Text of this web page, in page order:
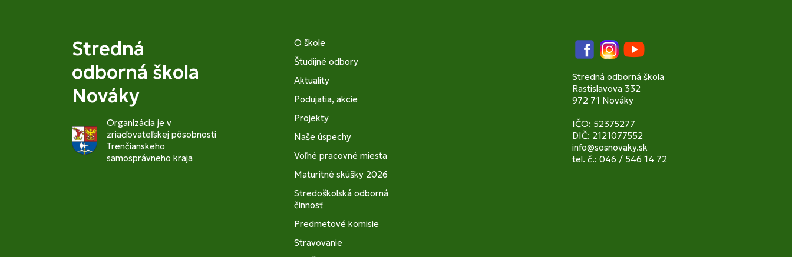
Stredná
odborná škola
Nováky
Organizácia je v
zriaďovateľskej pôsobnosti
Trenčianskeho
samosprávneho kraja
O škole
Študijné odbory
Aktuality
Podujatia, akcie
Projekty
Naše úspechy
Voľné pracovné miesta
Maturitné skúšky 2026
Stredoškolská odborná
činnosť
Predmetové komisie
Stravovanie
FacebookInstagramYouTube
Stredná odborná škola
Rastislavova 332
972 71 Nováky
IČO: 52375277
DIČ: 2121077552
info@sosnovaky.sk
tel. č.: 046 / 546 14 72